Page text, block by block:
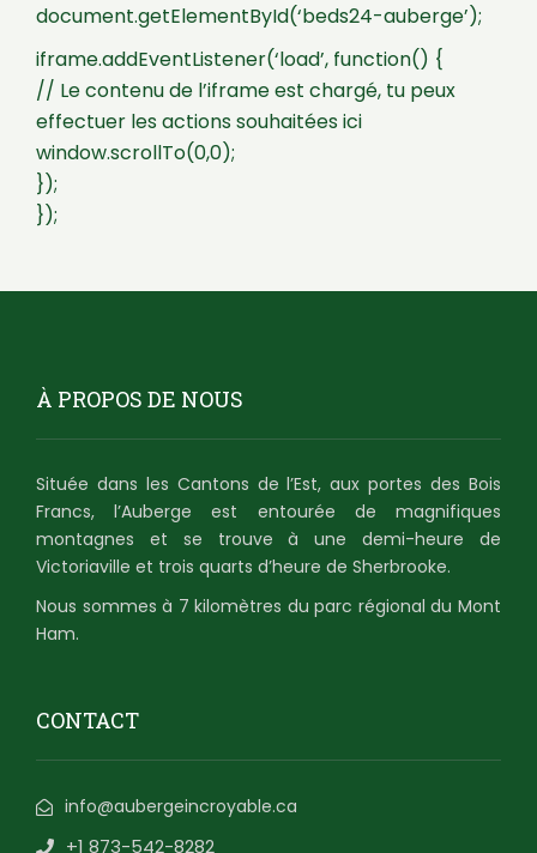
document.getElementById(‘beds24-auberge’);
iframe.addEventListener(‘load’, function() {
// Le contenu de l’iframe est chargé, tu peux
effectuer les actions souhaitées ici
window.scrollTo(0,0);
});
});
À PROPOS DE NOUS
Située dans les Cantons de l’Est, aux portes des Bois
Francs, l’Auberge est entourée de magnifiques
montagnes et se trouve à une demi-heure de
Victoriaville et trois quarts d’heure de Sherbrooke.
Nous sommes à 7 kilomètres du parc régional du Mont
Ham.
CONTACT
info@aubergeincroyable.ca
+1 873-542-8282